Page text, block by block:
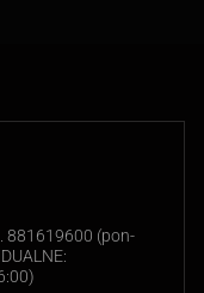
881619600 (pon-